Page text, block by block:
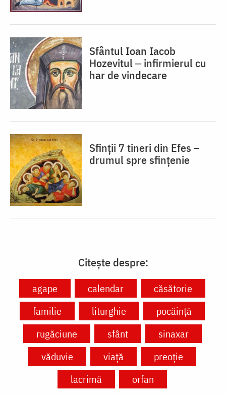
Sfântul Ioan Iacob
Hozevitul ‒ infirmierul cu
har de vindecare
Sfinții 7 tineri din Efes –
drumul spre sfințenie
Citește despre:
agape calendar
căsătorie
familie
liturghie
pocăință
rugăciune
sfânt
sinaxar
văduvie
viață
preoție
lacrimă
orfan